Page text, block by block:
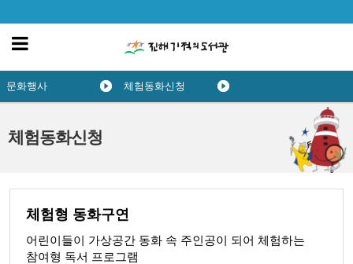
체험동화신청
문화행사 체험동화신청
체험형 동화구연
어린이들이 가상공간 동화 속 주인공이 되어 체험하는
참여형 독서 프로그램